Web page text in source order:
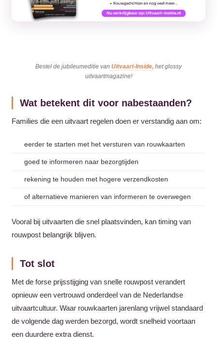
Bestel de jubileumeditie van Uitvaart-Inside, het glossy
uitvaartmagazine!
Wat betekent dit voor nabestaanden?
Families die een uitvaart regelen doen er verstandig aan om:
eerder te starten met het versturen van rouwkaarten
goed te informeren naar bezorgtijden
rekening te houden met hogere verzendkosten
of alternatieve manieren van informeren te overwegen
Vooral bij uitvaarten die snel plaatsvinden, kan timing van
rouwpost belangrijk blijven.
Tot slot
Met de forse prijsstijging van snelle rouwpost verandert
opnieuw een vertrouwd onderdeel van de Nederlandse
uitvaartcultuur. Waar rouwkaarten jarenlang vrijwel standaard
de volgende dag werden bezorgd, wordt snelheid voortaan
een duurdere extra dienst.